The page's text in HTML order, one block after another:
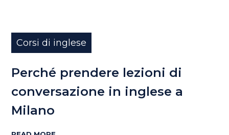
Corsi di inglese
Perché prendere lezioni di
conversazione in inglese a
Milano